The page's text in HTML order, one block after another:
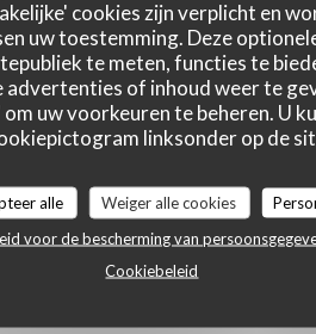
cookies zijn verplicht en
uw toestemming. Deze
te meten, functies te
of inhoud weer te
uw voorkeuren te beheren. U
linksonder op de
alle Weiger alle cookies
voor de bescherming van
Cookiebeleid